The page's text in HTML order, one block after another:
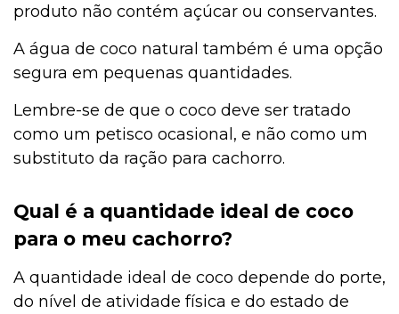
produto não contém açúcar ou conservantes.
A água de coco natural também é uma opção
segura em pequenas quantidades.
Lembre-se de que o coco deve ser tratado
como um petisco ocasional, e não como um
substituto da ração para cachorro.
Qual é a quantidade ideal de coco
para o meu cachorro?
A quantidade ideal de coco depende do porte,
do nível de atividade física e do estado de